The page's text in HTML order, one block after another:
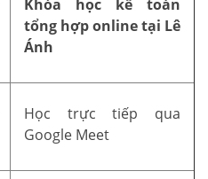
Khóa học kế toán
tổng hợp online tại Lê
Ánh
Học trực tiếp qua
Google Meet